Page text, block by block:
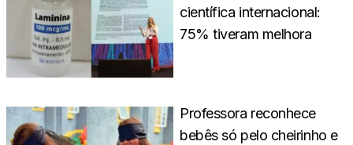
científica internacional:
75% tiveram melhora
Professora reconhece
bebês só pelo cheirinho e